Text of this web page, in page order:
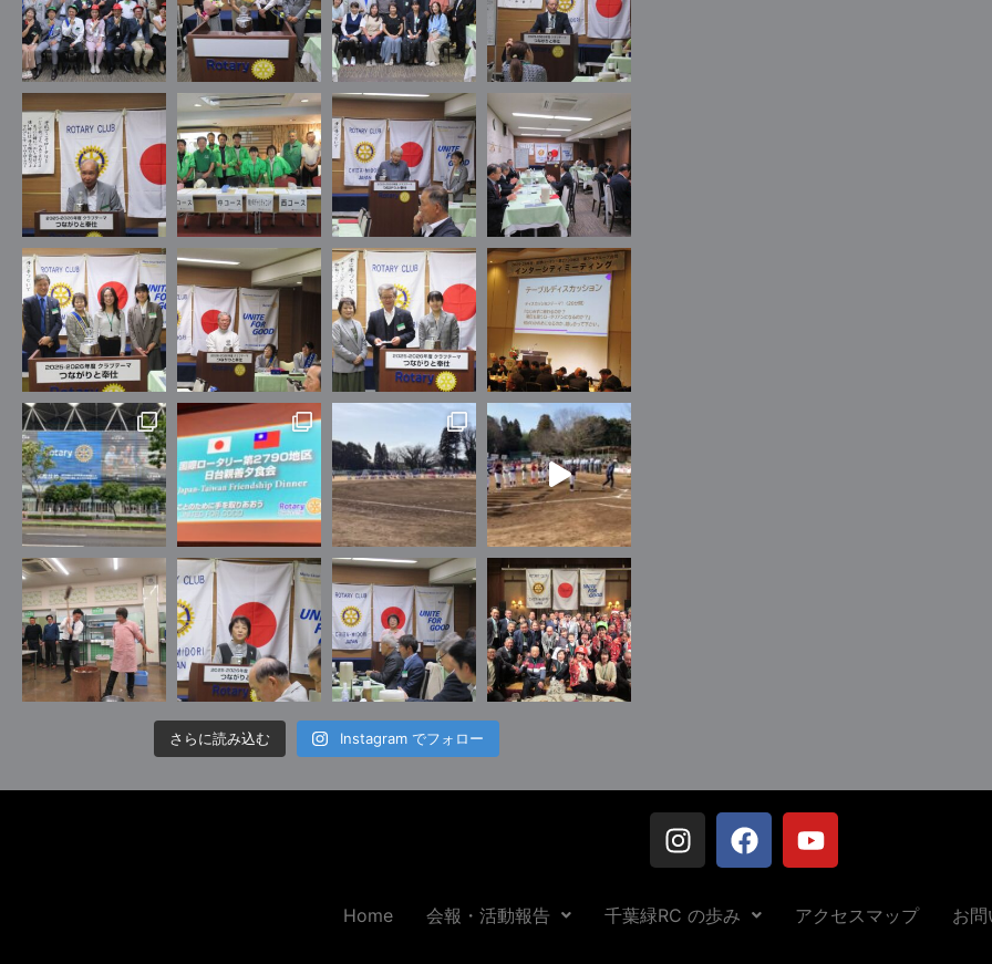
さらに読み込む Instagram でフォロー
Home 会報・活動報告 千葉緑RC の歩み アクセスマップ お